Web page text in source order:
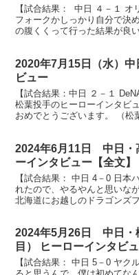
【試合結果： 中日 ４－１ オ
フォークかしっかり自分で決
の腹くくって行った結果が良
2020年7月15日（水）
ビュー
【試合結果：中日 ２－１
松葉投手のヒーローインタビ
おめでとうございます。 （松
2024年6月11日 中日・
ーインタビュー【全文】
【試合結果： 中日 4－0 日本
れたので、やるやんと思いな
北海道にお越しのドラゴンズ
2024年5月26日 中日・
目） ヒーローインタビ
【試合結果： 中日 5－0 ヤク